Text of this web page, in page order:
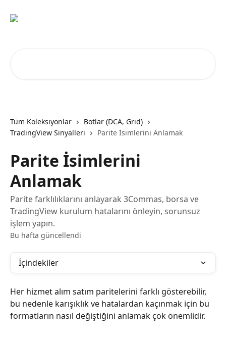
Tüm Koleksiyonlar
Botlar (DCA, Grid)
TradingView Sinyalleri
Parite İsimlerini Anlamak
Parite İsimlerini
Anlamak
Parite farklılıklarını anlayarak 3Commas, borsa ve
TradingView kurulum hatalarını önleyin, sorunsuz
işlem yapın.
Bu hafta güncellendi
İçindekiler
Her hizmet alım satım paritelerini farklı gösterebilir,
bu nedenle karışıklık ve hatalardan kaçınmak için bu
formatların nasıl değiştiğini anlamak çok önemlidir.